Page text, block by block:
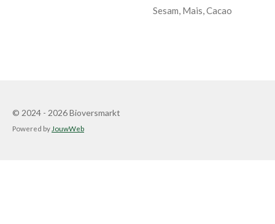
Sesam, Mais, Cacao
© 2024 - 2026 Bioversmarkt
Powered by JouwWeb